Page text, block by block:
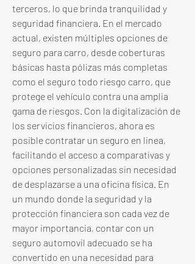
terceros, lo que brinda tranquilidad y
seguridad financiera. En el mercado
actual, existen múltiples opciones de
seguro para carro, desde coberturas
básicas hasta pólizas más completas
como el seguro todo riesgo carro, que
protege el vehículo contra una amplia
gama de riesgos. Con la digitalización de
los servicios financieros, ahora es
posible contratar un seguro en linea,
facilitando el acceso a comparativas y
opciones personalizadas sin necesidad
de desplazarse a una oficina física. En
un mundo donde la seguridad y la
protección financiera son cada vez de
mayor importancia, contar con un
seguro automovil adecuado se ha
convertido en una necesidad para